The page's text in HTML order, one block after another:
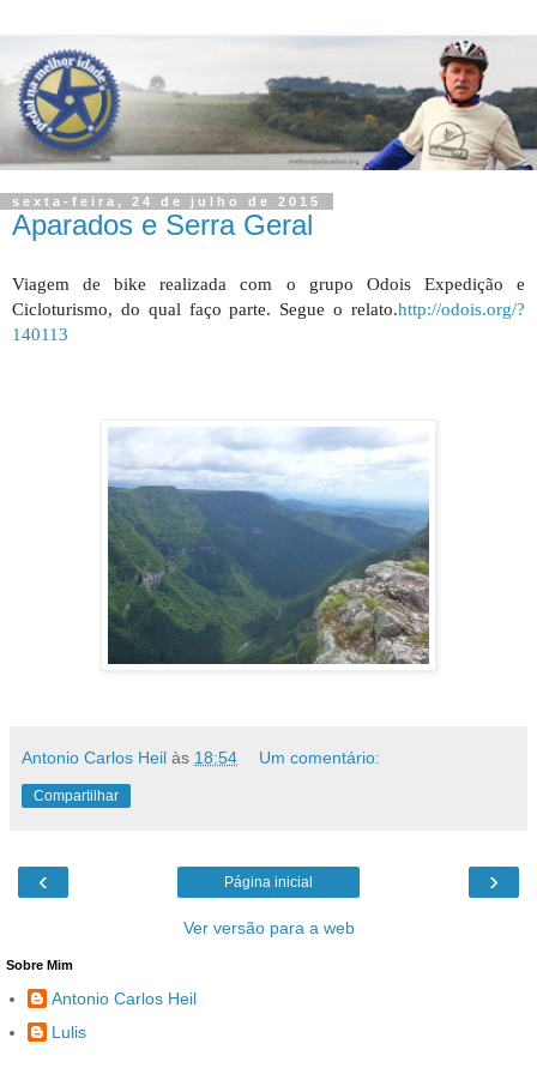
sexta-feira, 24 de julho de 2015
Aparados e Serra Geral
Viagem de bike realizada com o grupo Odois Expedição e
Cicloturismo, do qual faço parte. Segue o relato.http://odois.org/?
140113
Antonio Carlos Heil às 18:54 Um comentário:
Compartilhar
‹ ›
Página inicial
Ver versão para a web
Sobre Mim
Antonio Carlos Heil
Lulis